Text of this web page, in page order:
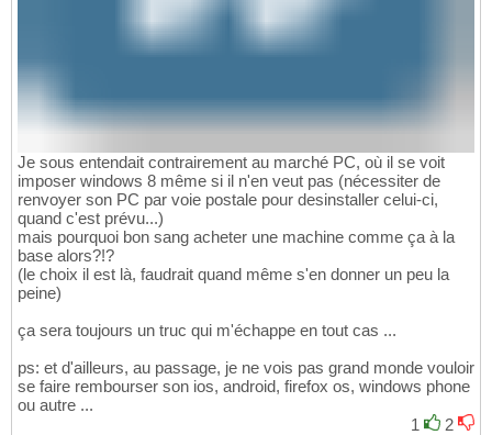
Je sous entendait contrairement au marché PC, où il se voit
imposer windows 8 même si il n'en veut pas (nécessiter de
renvoyer son PC par voie postale pour desinstaller celui-ci,
quand c'est prévu...)
mais pourquoi bon sang acheter une machine comme ça à la
base alors?!?
(le choix il est là, faudrait quand même s'en donner un peu la
peine)
ça sera toujours un truc qui m'échappe en tout cas ...
ps: et d'ailleurs, au passage, je ne vois pas grand monde vouloir
se faire rembourser son ios, android, firefox os, windows phone
ou autre ...
1
2